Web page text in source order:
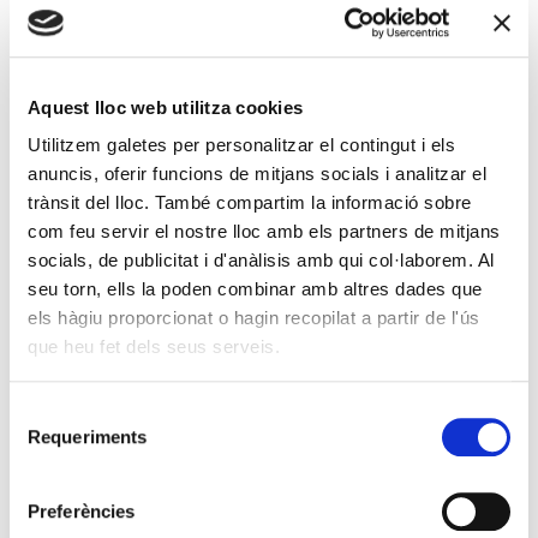
Aquest lloc web utilitza cookies
Utilitzem galetes per personalitzar el contingut i els
anuncis, oferir funcions de mitjans socials i analitzar el
trànsit del lloc. També compartim la informació sobre
com feu servir el nostre lloc amb els partners de mitjans
socials, de publicitat i d'anàlisis amb qui col·laborem. Al
seu torn, ells la poden combinar amb altres dades que
els hàgiu proporcionat o hagin recopilat a partir de l'ús
que heu fet dels seus serveis.
Requeriments
Preferències
finalitat d’obtenir mesures únicament estadístiques que permetin
conèixer el nombre d’impressions de pàgines, el nombre de
LSSICE – Llei de Serveis de la Societat de la Informació i
Comerç Electrònic i la LOPD
El tractament de les dades de caràcter personal, així com la
tramesa de comunicacions fetes utilitzant mitjançant mitjans
electrònics, es dues a terme amb conformitat a la Llei Orgànica
15/ 1999, de 13 de desembre, de Protecció de Dades de Caràcter
Personal i la Llei 34/ 2002, d’11 de juliol, de Serveis de la Societat
L’usuari accepta que la legislació aplicable i els jutjats i tribunals
competents per conèixer les divergències derivades de la
espanyol. American Lake Músic es reserva el dret a fer els canvis